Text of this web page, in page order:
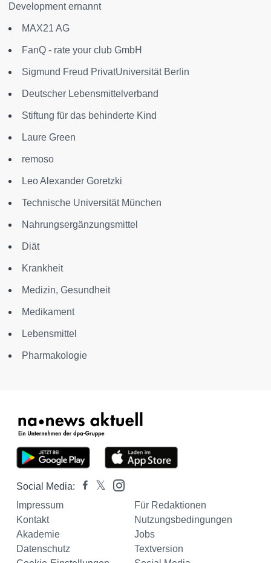
Development ernannt
MAX21 AG
FanQ - rate your club GmbH
Sigmund Freud PrivatUniversität Berlin
Deutscher Lebensmittelverband
Stiftung für das behinderte Kind
Laure Green
remoso
Leo Alexander Goretzki
Technische Universität München
Nahrungsergänzungsmittel
Diät
Krankheit
Medizin, Gesundheit
Medikament
Lebensmittel
Pharmakologie
Social Media:
Impressum
Für Redaktionen
Kontakt
Nutzungsbedingungen
Akademie
Jobs
Datenschutz
Textversion